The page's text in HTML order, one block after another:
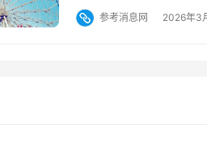
是目前手游福利最多
免费领取的，而且玩
参考消息网 2026年3